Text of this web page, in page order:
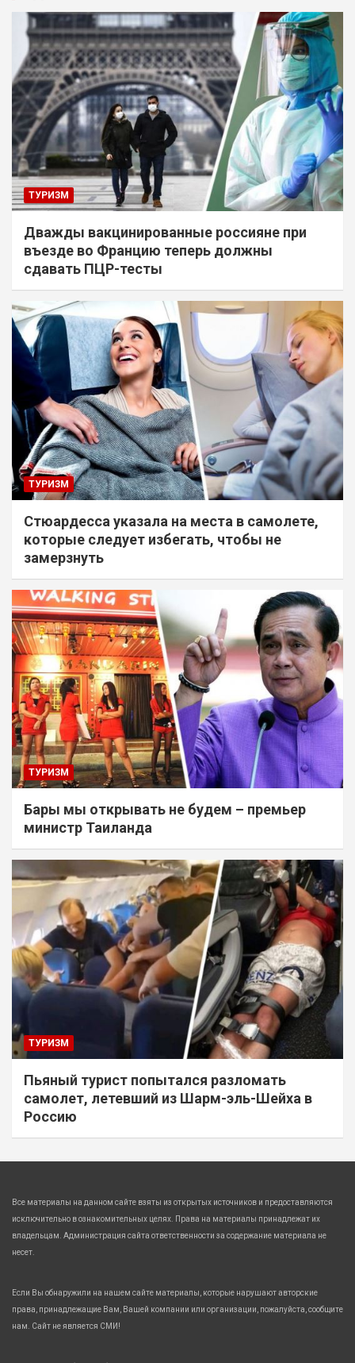
ТУРИЗМ
Дважды вакцинированные россияне при
въезде во Францию теперь должны
сдавать ПЦР-тесты
ТУРИЗМ
Стюардесса указала на места в самолете,
которые следует избегать, чтобы не
замерзнуть
ТУРИЗМ
Бары мы открывать не будем – премьер
министр Таиланда
ТУРИЗМ
Пьяный турист попытался разломать
самолет, летевший из Шарм-эль-Шейха в
Россию
Все материалы на данном сайте взяты из открытых источников и предоставляются
исключительно в ознакомительных целях. Права на материалы принадлежат их
владельцам. Администрация сайта ответственности за содержание материала не
несет.
Если Вы обнаружили на нашем сайте материалы, которые нарушают авторские
права, принадлежащие Вам, Вашей компании или организации, пожалуйста, сообщите
нам. Сайт не является СМИ!